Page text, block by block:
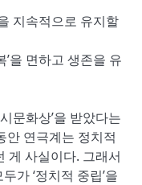
지속적으로 유지할
을 면하고 생존을 유
문화상’을 받았다는
안 연극계는 정치적
게 사실이다. 그래서
가 ‘정치적 중립’을